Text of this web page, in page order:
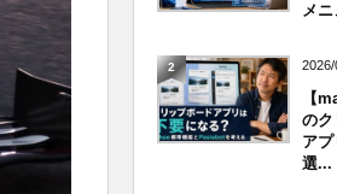
メ
2
【
のク
ア
選...